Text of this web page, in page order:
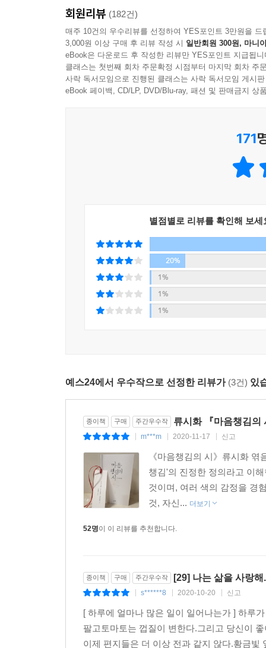
나는 당신보다 나은 사람이 _ 케이티 스티븐슨 워스
마지막 날들 _ 도널드 홀
우리에게는 작별의 말이 없다 _ 메리 톨마운틴
봄이 벚나무에게 하는 것을 너에게 하고 싶어 _ 엮
시인 소개
시가 있다. 물론 그 두 가지가 조화를 이룬 시도
우리가 읽는 시가 그런 시들이다.
꽃피어야만 하는 것은, 꽃핀다
꽃피어야만 하는 것은, 꽃핀다
- 라이너 쿤체 〈녹슨 빛깔 이파리의 알펜로제〉
‘눈 속 장미’라고 불리는 ‘녹슨 빛깔 이파리의 알
보는가? 바로 꽃나무 자신이다.
우리가 어리든 그렇지 않든 재 속의 불처럼 그
살아가는 힘을 무너뜨릴 때, 한 편의 좋은 시는 나
미국 오리건주 계관시인을 역임한 에드윈 마크햄
“시는 빵처럼 현실적이며 동시에 인간의 삶에
있다. 시는 인간의 고귀한 희망과 열망에 자양분을
날아갈 수 있으면서
한곳에
머물러 있는 것일까.
그러다가 문득 나 자신에게도
같은 질문을 던진다.
- 하룬 야히아 〈새와 나〉 p.53
우리의 심장은 우리와 똑같은 날 태어나서 우리
인간 본성을 이해하는 것이고, 가장 중요하게는
시는 삶의 모습과 우리 자신을 보여 준다. 그리고
자신이든 세상이든 본질적으로 불완전할지라도.
회원리뷰 (182건)
매주 10건의 우수리뷰를 선정하여 YES포인트 3만원을 드
3,000원 이상 구매 후 리뷰 작성 시 일반회원 300원, 마니
eBook은 다운로드 후 작성한 리뷰만 YES포인트 지급됩니
클래스는 첫번째 회차 주문확정 시점부터 마지막 회차 주
사락 독서모임으로 진행된 클래스는 사락 독서모임 게시
eBook 페이백, CD/LP, DVD/Blu-ray, 패션 및 판매금지 상
171
별점별로 리뷰를 확인해 보세
20%
1%
1%
1%
예스24에서 우수작으로 선정한 리뷰가 (3건) 있
종이책 구매 주간우수작 류시화 『마음챙김의
m***m 2020-11-17 신고
《마음챙김의 시》류시화
챙김'의 진정한 정의라고 이
것이며, 여러 색의 감정을 경
것, 자신... 더보기
52명이 이 리뷰를 추천합니다.
종이책 구매 주간우수작 [29] 나는 삶을 사랑해
s******8 2020-10-20 신고
[ 하루에 얼마나 많은 일이 일어나는가 ] 하루
팔고토마토는 껍질이 변한다.그리고 당신이
이제 편지들은 더 이상 전과 같지 않다.황금